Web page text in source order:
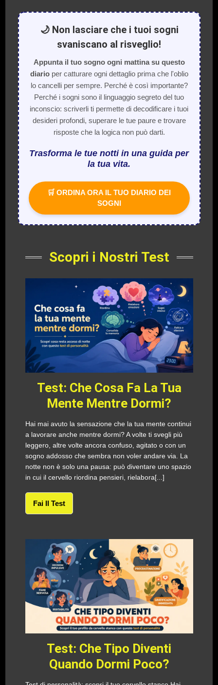
🌙 Non lasciare che i tuoi sogni
svaniscano al risveglio!
Appunta il tuo sogno ogni mattina su questo
diarioper catturare ogni dettaglio prima che l'oblio
lo cancelli per sempre. Perché è così importante?
Perché i sogni sono il linguaggio segreto del tuo
inconscio: scriverli ti permette di decodificare i tuoi
desideri profondi, superare le tue paure e trovare
risposte che la logica non può darti.
Trasforma le tue notti in una guida per
la tua vita.
🛒 ORDINA ORA IL TUO DIARIO DEI
SOGNI
Scopri i Nostri Test
Test: Che Cosa Fa La Tua
Mente Mentre Dormi?
Hai mai avuto la sensazione che la tua mente continui
a lavorare anche mentre dormi? A volte ti svegli più
leggero, altre volte ancora confuso, agitato o con un
sogno addosso che sembra non voler andare via. La
notte non è solo una pausa: può diventare uno spazio
in cui il cervello riordina pensieri, rielabora[...]
Fai Il Test
Test: Che Tipo Diventi
Quando Dormi Poco?